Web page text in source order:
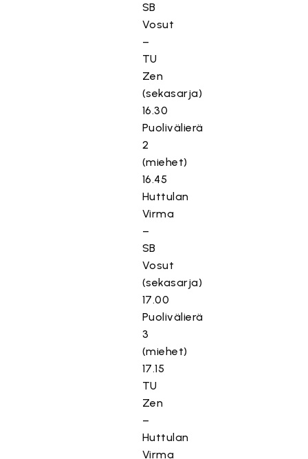
SB
Vosut
–
TU
Zen
(sekasarja)
16.30
Puolivälierä
2
(miehet)
16.45
Huttulan
Virma
–
SB
Vosut
(sekasarja)
17.00
Puolivälierä
3
(miehet)
17.15
TU
Zen
–
Huttulan
Virma